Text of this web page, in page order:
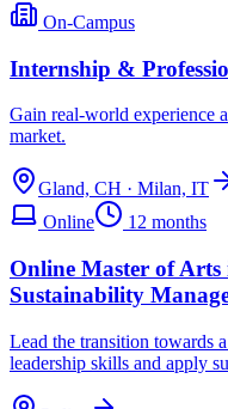
On-Campus
Internship &
Gain real-world experience
market.
Gland, CH · Milan, IT
Online
12 months
Online Master of
Sustainability
Lead the transition towards
leadership skills and apply